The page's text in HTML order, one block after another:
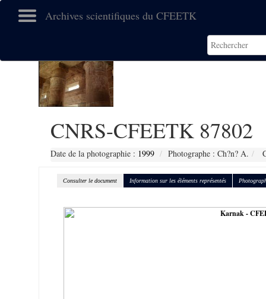
Archives scientifiques du CFEETK
CNRS-CFEETK 87802
Date de la photographie : 1999 Photographe : Ch?n? A.
Consulter le document Information sur les éléments représentés